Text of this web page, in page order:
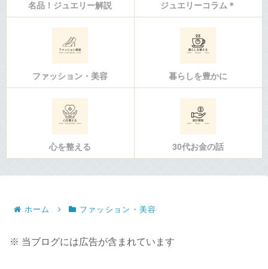
名品！ジュエリー解説 ジュエリーコラム＊
ファッション・美容 暮らしを豊かに
心を整える 30代お金の話
ホーム ファッション・美容
※ 当ブログには広告が含まれています